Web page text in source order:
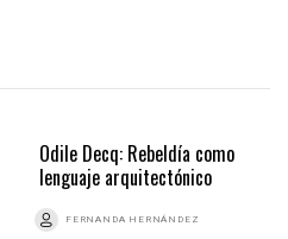
Odile Decq: Rebeldía como
lenguaje arquitectónico
FERNANDA HERNÁNDEZ